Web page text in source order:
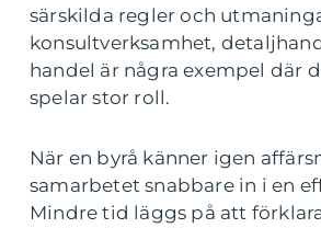
särskilda regler och
konsultverksamhet,
handel är några exempel där
spelar stor roll.
När en byrå känner igen
samarbetet snabbare in i en
Mindre tid läggs på att